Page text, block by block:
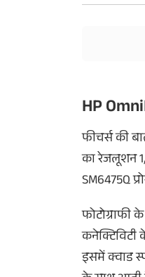
HP
फीचर्स की
का रेजलूशन
SM6475Q
फोटोग्राफी
कनेक्टिविटी
इसमें क्वाड